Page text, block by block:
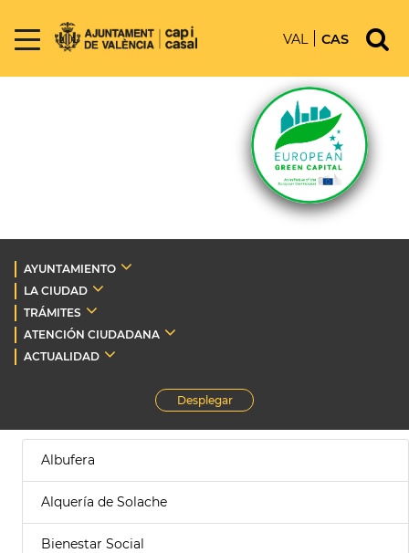
VAL CAS
AYUNTAMIENTO
LA CIUDAD
TRÁMITES
ATENCIÓN CIUDADANA
ACTUALIDAD
Desplegar
Albufera
Alquería de Solache
Bienestar Social